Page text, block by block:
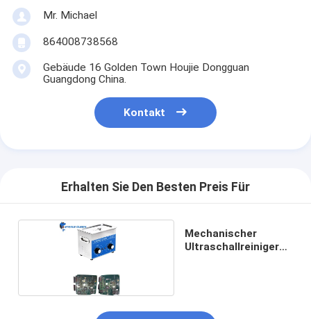
Mr. Michael
864008738568
Gebäude 16 Golden Town Houjie Dongguan
Guangdong China.
Kontakt
Erhalten Sie Den Besten Preis Für
Mechanischer
Ultraschallreiniger